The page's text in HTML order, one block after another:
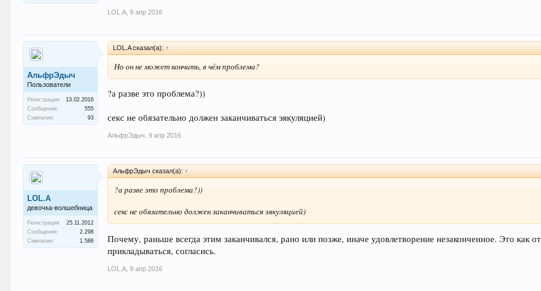
LOL.A 9 апр 2016
АльфрЭдыч
Пользователи
Регистрация:
13.02.2016
Сообщения:
555
Симпатии:
93
LOL.A сказал(а): ↑
Но он не может кончить, в чём проблема?
?а разве это проблема?))
секс не обязательно должен заканчиваться эякуляцией)
АльфрЭдыч 9 апр 2016
LOL.A
девочка-волшебница
Регистрация:
25.11.2012
Сообщения:
2.298
Симпатии:
1.586
АльфрЭдыч сказал(а): ↑
?а разве это проблема?))
секс не обязательно должен заканчиваться эякуляцией)
Почему, раньше всегда этим заканчивался, рано или позже, иначе удовлетворение незаконченное. Это как
прикладываться, согласись.
LOL.A 9 апр 2016